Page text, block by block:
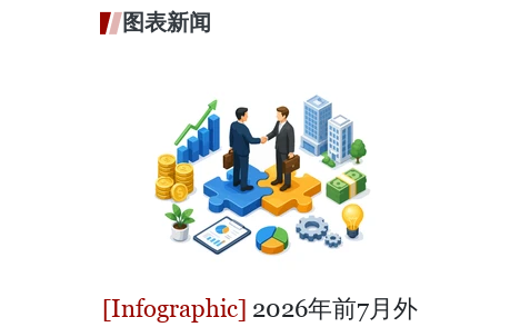
图表新闻
2026年前7月外